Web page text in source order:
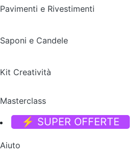
Pavimenti e Rivestimenti
Saponi e Candele
Kit Creatività
Masterclass
⚡ SUPER OFFERTE
Aiuto